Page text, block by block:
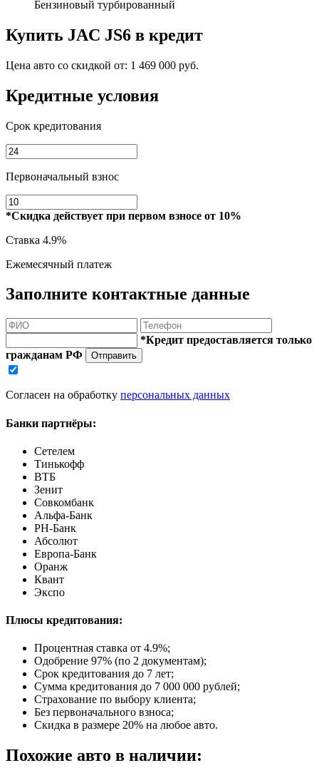
Бензиновый турбированный
Купить JAC JS6 в кредит
Цена авто со скидкой от: 1 469 000 руб.
Кредитные условия
Срок кредитования
Первоначальный взнос
*Скидка действует при первом взносе от 10%
Ставка 4.9%
Ежемесячный платеж
Заполните контактные данные
*Кредит предоставляется только
гражданам РФ
Отправить
Согласен на обработку персональных данных
Банки партнёры:
Сетелем
Тинькофф
ВТБ
Зенит
Совкомбанк
Альфа-Банк
РН-Банк
Абсолют
Европа-Банк
Оранж
Квант
Экспо
Плюсы кредитования:
Процентная ставка от 4.9%;
Одобрение 97% (по 2 документам);
Срок кредитования до 7 лет;
Сумма кредитования до 7 000 000 рублей;
Страхование по выбору клиента;
Без первоначального взноса;
Скидка в размере 20% на любое авто.
Похожие авто в наличии: